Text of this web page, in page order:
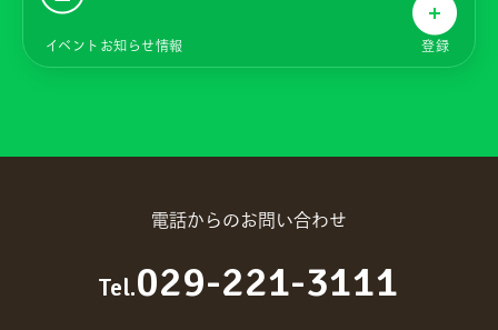
イベントお知らせ情報 登録
電話からのお問い合わせ
Tel.029-221-3111